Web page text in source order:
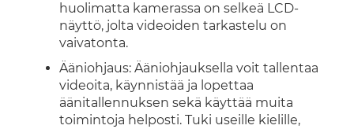
huolimatta kamerassa on selkeä LCD-
näyttö, jolta videoiden tarkastelu on
vaivatonta.
Ääniohjaus: Ääniohjauksella voit tallentaa
videoita, käynnistää ja lopettaa
äänitallennuksen sekä käyttää muita
toimintoja helposti. Tuki useille kielille,